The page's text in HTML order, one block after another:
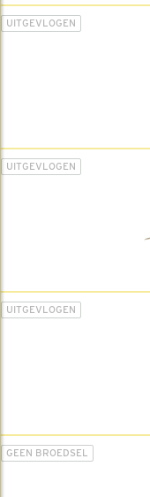
UITGEVLOGEN
UITGEVLOGEN
UITGEVLOGEN
GEEN BROEDSEL